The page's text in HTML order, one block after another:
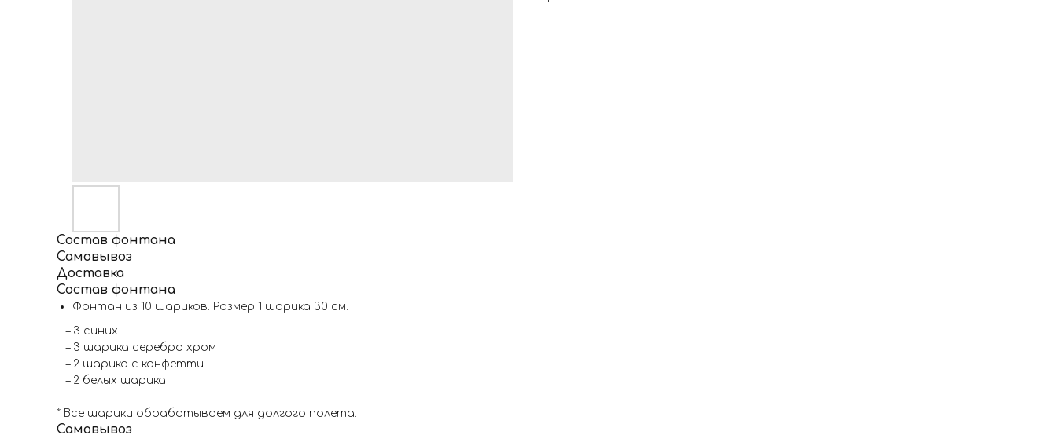
Состав фонтана
Самовывоз
Доставка
Состав фонтана
Фонтан из 10 шариков. Размер 1 шарика 30 см.
– 3 синих
– 3 шарика серебро хром
– 2 шарика с конфетти
– 2 белых шарика
* Все шарики обрабатываем для долгого полета.
Самовывоз